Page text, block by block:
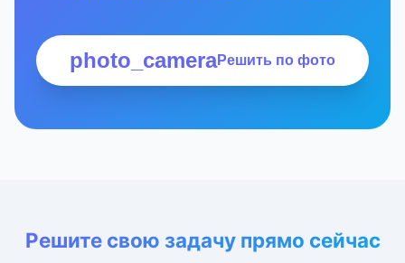
photo_cameraРешить по фото
Решите свою задачу прямо сейчас